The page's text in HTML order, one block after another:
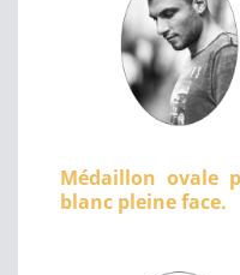
Médaillon ovale
blanc pleine face.